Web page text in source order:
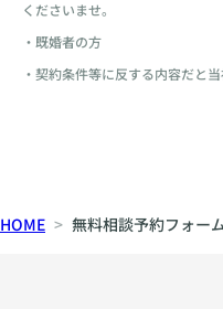
くださいませ。
・既婚者の方
・契約条件等に反する内容だと
HOME 無料相談予約フォー